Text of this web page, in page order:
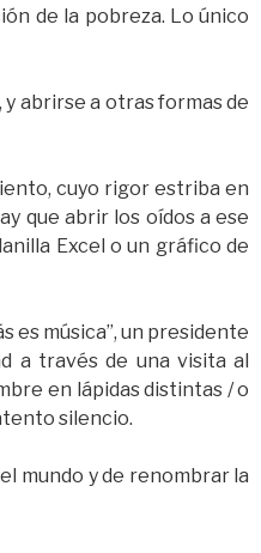
de la pobreza. Lo único
abrirse a otras formas de
cuyo rigor estriba en
que abrir los oídos a ese
Excel o un gráfico de
es música”, un presidente
a través de una visita al
en lápidas distintas / o
silencio.
mundo y de renombrar la